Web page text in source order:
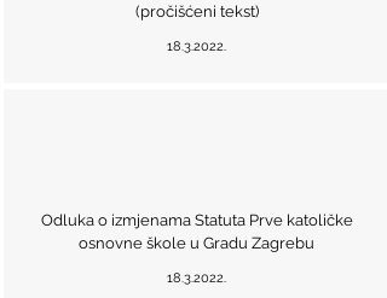
(pročišćeni tekst)
18.3.2022.
Odluka o izmjenama Statuta Prve katoličke
osnovne škole u Gradu Zagrebu
18.3.2022.